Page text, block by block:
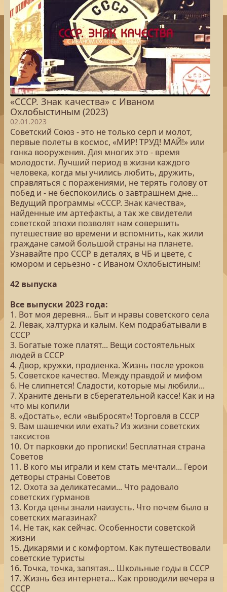
«СССР. Знак качества» с Иваном
Охлобыстиным (2023)
02.01.2023
Советский Союз - это не только серп и молот,
первые полеты в космос, «МИР! ТРУД! МАЙ!» или
гонка вооружения. Для многих это - время
молодости. Лучший период в жизни каждого
человека, когда мы учились любить, дружить,
справляться с поражениями, не терять голову от
побед и - не беспокоились о завтрашнем дне…
Ведущий программы «СССР. Знак качества»,
найденные им артефакты, а так же свидетели
советской эпохи позволят нам совершить
путешествие во времени и вспомнить, как жили
граждане самой большой страны на планете.
Узнавайте про СССР в деталях, в ЧБ и цвете, с
юмором и серьезно - с Иваном Охлобыстиным!
42 выпуска
Все выпуски 2023 года:
1. Вот моя деревня... Быт и нравы советского села
2. Левак, халтурка и калым. Кем подрабатывали в
СССР
3. Богатые тоже платят... Вещи состоятельных
людей в СССР
4. Двор, кружки, продленка. Жизнь после уроков
5. Советское качество. Между правдой и мифом
6. Не слипнется! Сладости, которые мы любили...
7. Храните деньги в сберегательной кассе! Как и на
что мы копили
8. «Достать», если «выбросят»! Торговля в СССР
9. Вам шашечки или ехать? Из жизни советских
таксистов
10. От парковки до прописки! Бесплатная страна
Советов
11. В кого мы играли и кем стать мечтали... Герои
детворы страны Советов
12. Охота за деликатесами... Что радовало
советских гурманов
13. Когда цены знали наизусть. Что почем было в
советских магазинах?
14. Не так, как сейчас. Особенности советской
жизни
15. Дикарями и с комфортом. Как путешествовали
советские туристы
16. Точка, точка, запятая... Школьные годы в СССР
17. Жизнь без интернета... Как проводили вечера в
СССР